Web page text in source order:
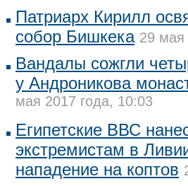
Патриарх Кирилл
собор Бишкека 29 мая
Вандалы сожгли
у Андроникова
мая 2017 года, 10:03
Египетские ВВС
экстремистам в
нападение на коптов